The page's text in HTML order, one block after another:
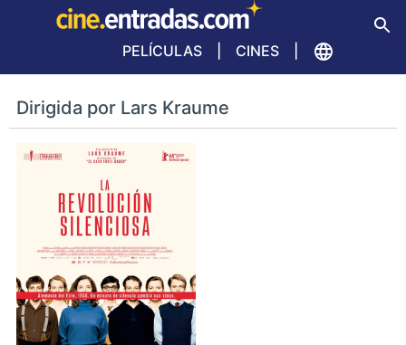
PELÍCULAS CINES
Dirigida por Lars Kraume